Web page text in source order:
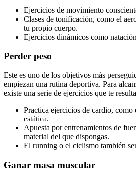
Ejercicios de movimiento
Clases de tonificación, como el
tu propio cuerpo.
Ejercicios dinámicos como
Perder peso
Este es uno de los objetivos más
empiezan una rutina deportiva. Para
existe una serie de ejercicios que te
Practica ejercicios de cardio,
estática.
Apuesta por entrenamientos de
material del que dispongas.
El running o el ciclismo también
Ganar masa muscular